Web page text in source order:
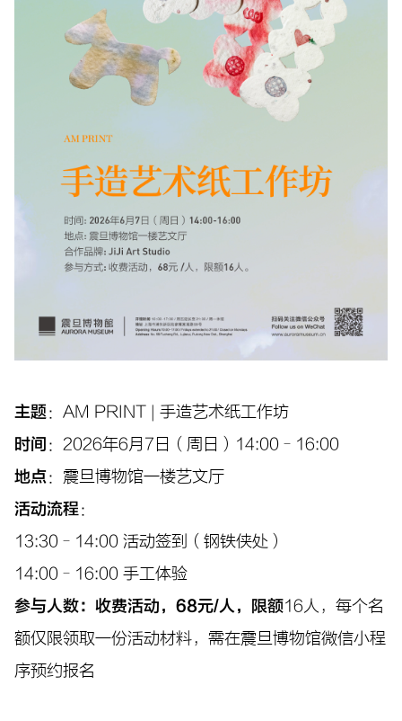
主题：AM PRINT | 手造艺术纸工作坊
时间 ：2026年6月7日（周日）14:00–16:00
地点：震旦博物馆一楼艺文厅
活动流程：
13:30–14:00 活动签到（钢铁侠处）
14:00–16:00 手工体验
参与人数：收费活动，68元/人，限额16人，每个名
额仅限领取一份活动材料，需在震旦博物馆微信小程
序预约报名